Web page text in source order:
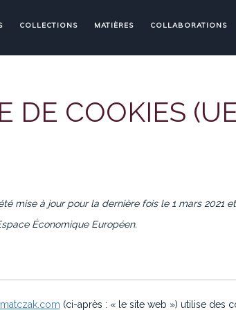
COLLECTIONS MATIÈRES COLLABORATIONS
DE COOKIES
mise à jour pour la dernière fois le 1 mars 2021 et
Économique Européen.
(ci-après : « le site web ») utilise des